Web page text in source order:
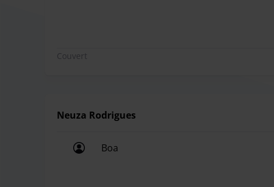
Couvert
Neuza Rodrigues
Boa